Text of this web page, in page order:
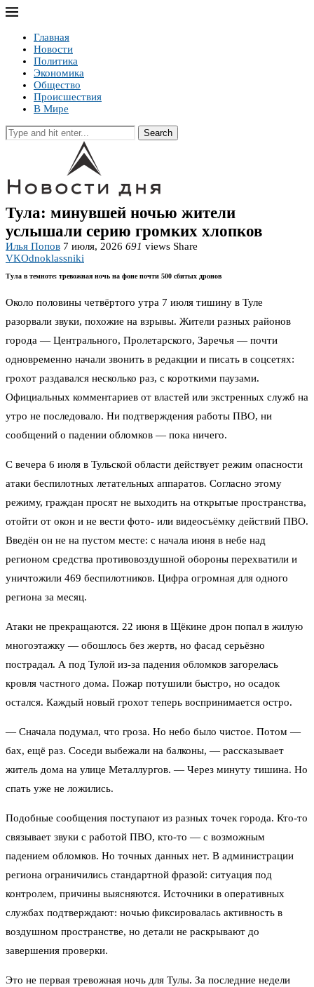
Главная
Новости
Политика
Экономика
Общество
Происшествия
В Мире
Search
Тула: минувшей ночью жители
услышали серию громких хлопков
Илья Попов 7 июля, 2026 691 views Share
VKOdnoklassniki
Тула в темноте: тревожная ночь на фоне почти 500 сбитых дронов
Около половины четвёртого утра 7 июля тишину в Туле
разорвали звуки, похожие на взрывы. Жители разных районов
города — Центрального, Пролетарского, Заречья — почти
одновременно начали звонить в редакции и писать в соцсетях:
грохот раздавался несколько раз, с короткими паузами.
Официальных комментариев от властей или экстренных служб на
утро не последовало. Ни подтверждения работы ПВО, ни
сообщений о падении обломков — пока ничего.
С вечера 6 июля в Тульской области действует режим опасности
атаки беспилотных летательных аппаратов. Согласно этому
режиму, граждан просят не выходить на открытые пространства,
отойти от окон и не вести фото- или видеосъёмку действий ПВО.
Введён он не на пустом месте: с начала июня в небе над
регионом средства противовоздушной обороны перехватили и
уничтожили 469 беспилотников. Цифра огромная для одного
региона за месяц.
Атаки не прекращаются. 22 июня в Щёкине дрон попал в жилую
многоэтажку — обошлось без жертв, но фасад серьёзно
пострадал. А под Тулой из-за падения обломков загорелась
кровля частного дома. Пожар потушили быстро, но осадок
остался. Каждый новый грохот теперь воспринимается остро.
— Сначала подумал, что гроза. Но небо было чистое. Потом —
бах, ещё раз. Соседи выбежали на балконы, — рассказывает
житель дома на улице Металлургов. — Через минуту тишина. Но
спать уже не ложились.
Подобные сообщения поступают из разных точек города. Кто-то
связывает звуки с работой ПВО, кто-то — с возможным
падением обломков. Но точных данных нет. В администрации
региона ограничились стандартной фразой: ситуация под
контролем, причины выясняются. Источники в оперативных
службах подтверждают: ночью фиксировалась активность в
воздушном пространстве, но детали не раскрывают до
завершения проверки.
Это не первая тревожная ночь для Тулы. За последние недели